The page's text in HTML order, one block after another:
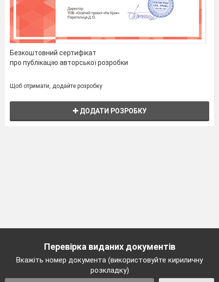
Безкоштовний сертифікат
про публікацію авторської розробки
Щоб отримати, додайте розробку
ДОДАТИ РОЗРОБКУ
Перевірка виданих документів
Вкажіть номер документа (використовуйте кириличну
розкладку)